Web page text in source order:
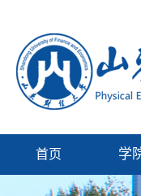
首页 学